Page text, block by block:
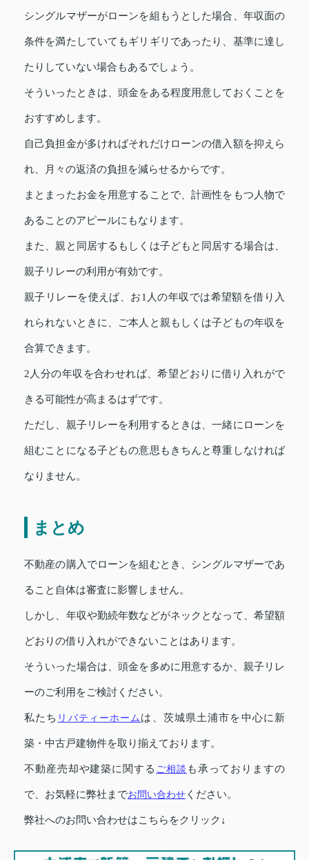
シングルマザーがローンを組もうとした場合、年収面の
条件を満たしていてもギリギリであったり、基準に達し
たりしていない場合もあるでしょう。
そういったときは、頭金をある程度用意しておくことを
おすすめします。
自己負担金が多ければそれだけローンの借入額を抑えら
れ、月々の返済の負担を減らせるからです。
まとまったお金を用意することで、計画性をもつ人物で
あることのアピールにもなります。
また、親と同居するもしくは子どもと同居する場合は、
親子リレーの利用が有効です。
親子リレーを使えば、お1人の年収では希望額を借り入
れられないときに、ご本人と親もしくは子どもの年収を
合算できます。
2人分の年収を合わせれば、希望どおりに借り入れがで
きる可能性が高まるはずです。
ただし、親子リレーを利用するときは、一緒にローンを
組むことになる子どもの意思もきちんと尊重しなければ
なりません。
まとめ
不動産の購入でローンを組むとき、シングルマザーであ
ること自体は審査に影響しません。
しかし、年収や勤続年数などがネックとなって、希望額
どおりの借り入れができないことはあります。
そういった場合は、頭金を多めに用意するか、親子リレ
ーのご利用をご検討ください。
私たち リバティーホーム は、茨城県土浦市を中心に新
築・中古戸建物件を取り揃えております。
不動産売却や建築に関する ご相談 も承っておりますの
で、お気軽に弊社までお問い合わせ ください。
弊社へのお問い合わせはこちらをクリック↓